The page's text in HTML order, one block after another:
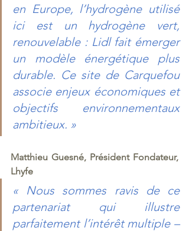
en Europe, l’hydrogène utilisé
ici est un hydrogène vert,
renouvelable : Lidl fait émerger
un modèle énergétique plus
durable. Ce site de Carquefou
associe enjeux économiques et
objectifs environnementaux
ambitieux. »
Matthieu Guesné, Président Fondateur,
Lhyfe
« Nous sommes ravis de ce
partenariat qui illustre
parfaitement l’intérêt multiple –